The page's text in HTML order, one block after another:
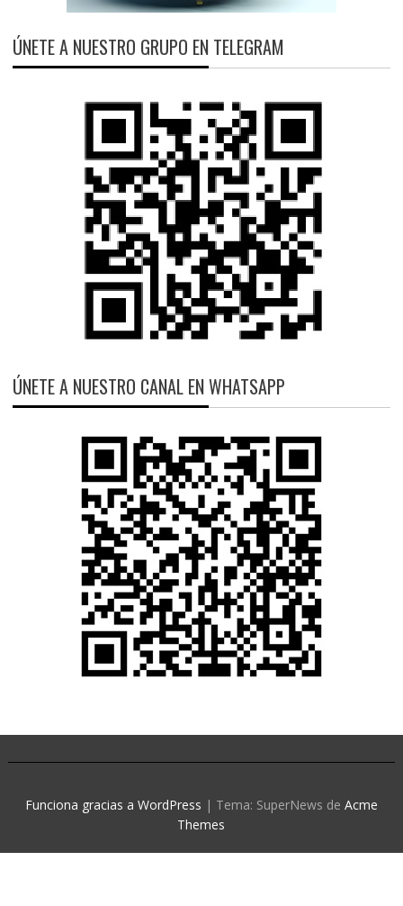
ÚNETE A NUESTRO GRUPO EN TELEGRAM
ÚNETE A NUESTRO CANAL EN WHATSAPP
Funciona gracias a WordPress | Tema: SuperNews de Acme
Themes